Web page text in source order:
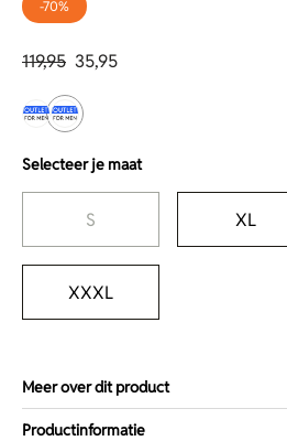
-70%
119,95 35,95
Selecteer je maat
S XL
XXXL
Meer over dit product
Productinformatie